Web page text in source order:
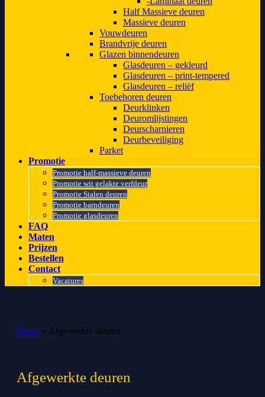
Half Massieve deuren
Massieve deuren
Vouwdeuren
Brandvrije deuren
Glazen binnendeuren
Glasdeuren – gekleurd
Glasdeuren – print-tempered
Glasdeuren – reliëf
Toebehoren deuren
Deurklinken
Deuromlijstingen
Deurscharnieren
Deurbeveiliging
Parket
Promotie
Promotie half-massieve deuren
Promotie wit gelakte verfdeur
Promotie Stalen deuren
Promotie barndeuren
Promotie glasdeuren
FAQ
Maten
Prijzen
Bestellen
Contact
Vacatures
Home » Afgewerkte deuren
Afgewerkte deuren